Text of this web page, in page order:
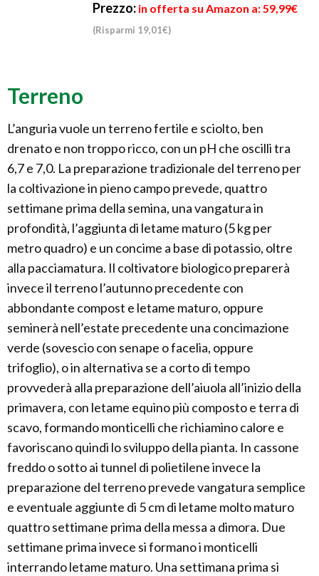
Prezzo: in offerta su Amazon a: 59,99€
(Risparmi 19,01€)
Terreno
L’anguria vuole un terreno fertile e sciolto, ben
drenato e non troppo ricco, con un pH che oscilli tra
6,7 e 7,0. La preparazione tradizionale del terreno per
la coltivazione in pieno campo prevede, quattro
settimane prima della semina, una vangatura in
profondità, l’aggiunta di letame maturo (5 kg per
metro quadro) e un concime a base di potassio, oltre
alla pacciamatura. Il coltivatore biologico preparerà
invece il terreno l’autunno precedente con
abbondante compost e letame maturo, oppure
seminerà nell’estate precedente una concimazione
verde (sovescio con senape o facelia, oppure
trifoglio), o in alternativa se a corto di tempo
provvederà alla preparazione dell’aiuola all’inizio della
primavera, con letame equino più composto e terra di
scavo, formando monticelli che richiamino calore e
favoriscano quindi lo sviluppo della pianta. In cassone
freddo o sotto ai tunnel di polietilene invece la
preparazione del terreno prevede vangatura semplice
e eventuale aggiunte di 5 cm di letame molto maturo
quattro settimane prima della messa a dimora. Due
settimane prima invece si formano i monticelli
interrando letame maturo. Una settimana prima si